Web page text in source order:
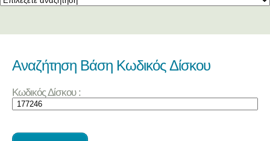
Αναζήτηση Βάση Κωδικός Δίσκου
Κωδικός Δίσκου :